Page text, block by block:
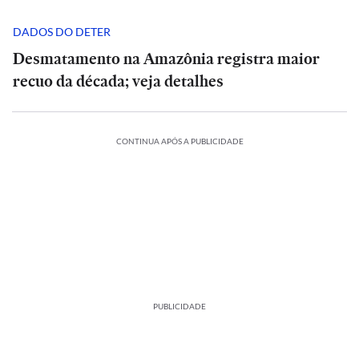
DADOS DO DETER
Desmatamento na Amazônia registra maior
recuo da década; veja detalhes
CONTINUA APÓS A PUBLICIDADE
PUBLICIDADE